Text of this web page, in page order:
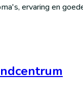
ervaring en